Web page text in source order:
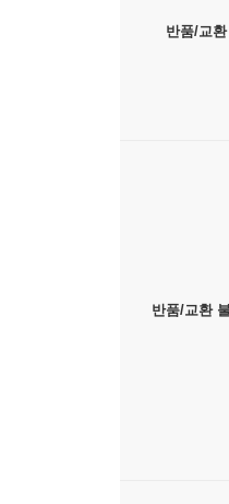
반품/교
반품/교환